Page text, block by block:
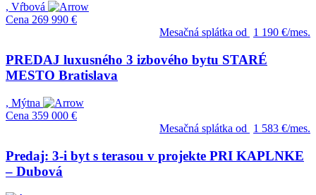
, Vŕbová
Cena 269 990 €
Mesačná splátka od 1 190 €/mes.
PREDAJ luxusného 3 izbového bytu STARÉ
MESTO Bratislava
, Mýtna
Cena 359 000 €
Mesačná splátka od
1 583 €/mes.
Predaj: 3-i byt s terasou v projekte PRI KAPLNKE
– Dubová